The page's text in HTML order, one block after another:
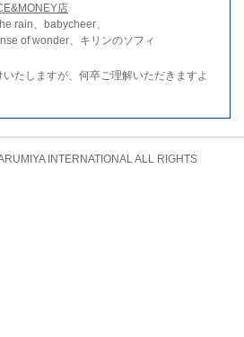
店
rain、babycheer、
of wonder、キリンのソフィ
たしますが、何卒ご理解いただきますよ